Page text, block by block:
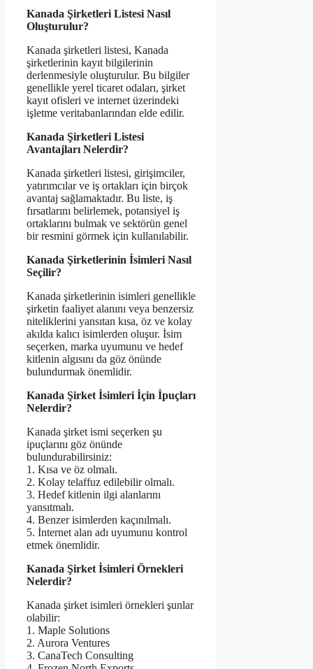
Kanada Şirketleri Listesi Nasıl
Oluşturulur?
Kanada şirketleri listesi, Kanada
şirketlerinin kayıt bilgilerinin
derlenmesiyle oluşturulur. Bu bilgiler
genellikle yerel ticaret odaları, şirket
kayıt ofisleri ve internet üzerindeki
işletme veritabanlarından elde edilir.
Kanada Şirketleri Listesi
Avantajları Nelerdir?
Kanada şirketleri listesi, girişimciler,
yatırımcılar ve iş ortakları için birçok
avantaj sağlamaktadır. Bu liste, iş
fırsatlarını belirlemek, potansiyel iş
ortaklarını bulmak ve sektörün genel
bir resmini görmek için kullanılabilir.
Kanada Şirketlerinin İsimleri Nasıl
Seçilir?
Kanada şirketlerinin isimleri genellikle
şirketin faaliyet alanını veya benzersiz
niteliklerini yansıtan kısa, öz ve kolay
akılda kalıcı isimlerden oluşur. İsim
seçerken, marka uyumunu ve hedef
kitlenin algısını da göz önünde
bulundurmak önemlidir.
Kanada Şirket İsimleri İçin İpuçları
Nelerdir?
Kanada şirket ismi seçerken şu
ipuçlarını göz önünde
bulundurabilirsiniz:
1. Kısa ve öz olmalı.
2. Kolay telaffuz edilebilir olmalı.
3. Hedef kitlenin ilgi alanlarını
yansıtmalı.
4. Benzer isimlerden kaçınılmalı.
5. İnternet alan adı uyumunu kontrol
etmek önemlidir.
Kanada Şirket İsimleri Örnekleri
Nelerdir?
Kanada şirket isimleri örnekleri şunlar
olabilir:
1. Maple Solutions
2. Aurora Ventures
3. CanaTech Consulting